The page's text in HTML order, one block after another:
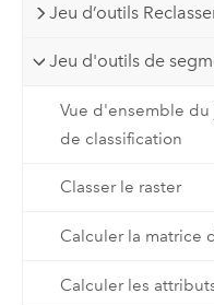
Jeu d’outils
Jeu d'outils de
Vue d'ensemble
de classification
Classer le raster
Calculer la matrice
Calculer les